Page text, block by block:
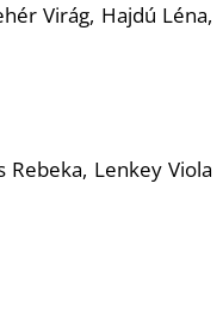
Virág, Hajdú Léna,
Rebeka, Lenkey Viola